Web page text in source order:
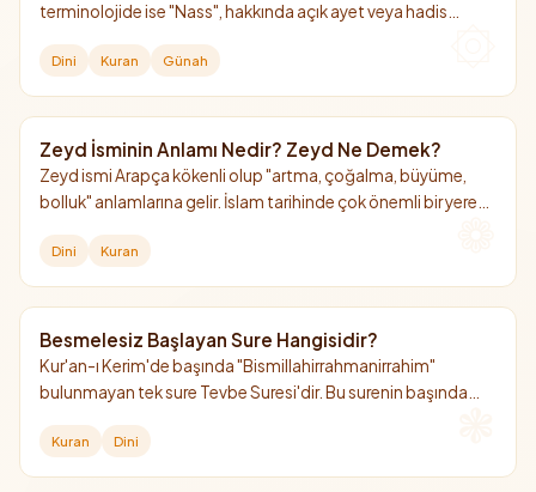
terminolojide ise "Nass", hakkında açık ayet veya hadis
Dini Kuran Günah
Zeyd İsminin Anlamı Nedir? Zeyd Ne Demek?
Zeyd ismi Arapça kökenli olup "artma, çoğalma, büyüme,
bolluk" anlamlarına gelir. İslam tarihinde çok önemli bir yere
sahabidir.
Dini Kuran
Besmelesiz Başlayan Sure Hangisidir?
Kur'an-ı Kerim'de başında "Bismillahirrahmanirrahim"
bulunmayan tek sure Tevbe Suresi'dir. Bu surenin başında
bulunmaktadır.
Kuran Dini